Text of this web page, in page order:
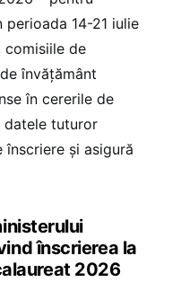
perioada 14-21 iulie
comisiile de
învățământ
în cererile de
datele tuturor
și asigură
înscrierea la
2026